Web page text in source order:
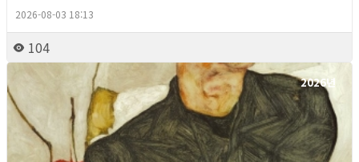
2026-08-03 18:13
104
2026년